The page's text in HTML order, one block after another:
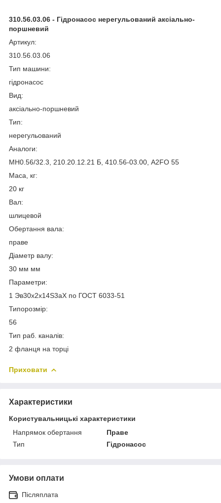
310.56.03.06 - Гідронасос нерегульований аксіально-
поршневий
Артикул:
310.56.03.06
Тип машини:
гідронасос
Вид:
аксіально-поршневий
Тип:
нерегульований
Аналоги:
МН0.56/32.3, 210.20.12.21 Б, 410.56-03.00, A2FO 55
Маса, кг:
20 кг
Вал:
шлицевой
Обертання вала:
праве
Діаметр валу:
30 мм мм
Параметри:
1 Эв30х2х14Ѕ3аХ по ГОСТ 6033-51
Типорозмір:
56
Тип раб. каналів:
2 фланця на торці
Приховати
Характеристики
Користувальницькі характеристики
Напрямок обертання
Праве
Тип
Гідронасос
Умови оплати
Післяплата